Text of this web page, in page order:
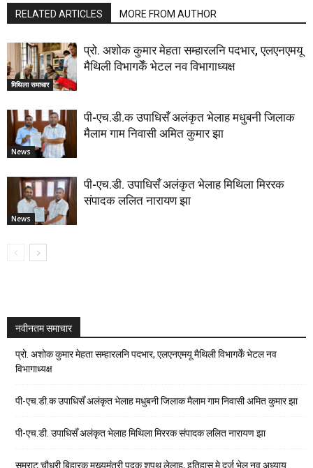
RELATED ARTICLES MORE FROM AUTHOR
मिथिला समाचार
प्रो. अशोक कुमार मेहता सम्हारलनि पदभार, एलएनएमयू
मैथिली विभागकेँ भेटल नव विभागाध्यक्ष
News
पी-एच.डी.क उपाधिसँ अलंकृत भेलाह मधुबनी जिलाक
मैलाम गाम निवासी अमित कुमार झा
News
पी-एच.डी. उपाधिसँ अलंकृत भेलाह मिथिला मिररक
संपादक ललित नारायण झा
नवीनतम समाचार
प्रो. अशोक कुमार मेहता सम्हारलनि पदभार, एलएनएमयू मैथिली विभागकेँ भेटल नव
विभागाध्यक्ष
पी-एच.डी.क उपाधिसँ अलंकृत भेलाह मधुबनी जिलाक मैलाम गाम निवासी अमित कुमार झा
पी-एच.डी. उपाधिसँ अलंकृत भेलाह मिथिला मिररक संपादक ललित नारायण झा
सम्राट चौधरी बिहारक मुख्यमंत्री पदक शपथ लेलाह, इतिहास मे दर्ज भेल नव अध्याय